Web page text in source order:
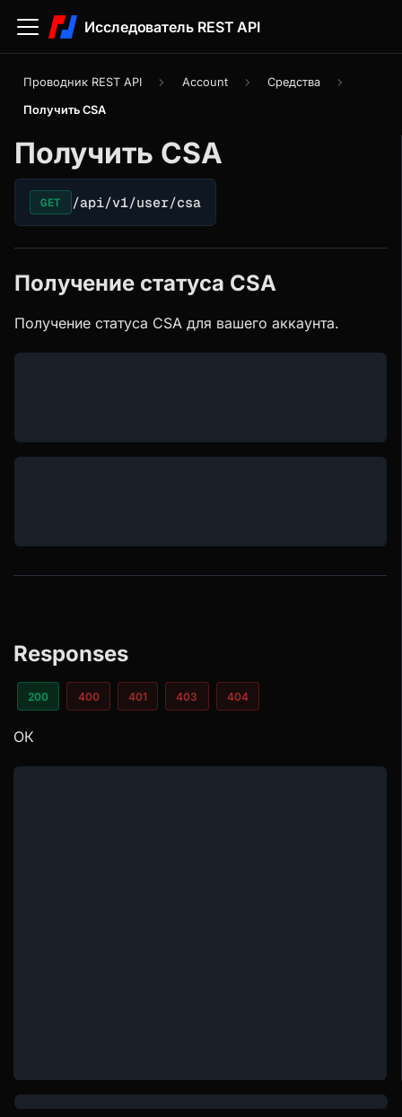
Исследователь REST API
Проводник REST API Account Средства
Получить CSA
Получить CSA
GET /api/v1/user/csa
Получение статуса CSA
Получение статуса CSA для вашего аккаунта.
Responses
200 400 401 403 404
ОК